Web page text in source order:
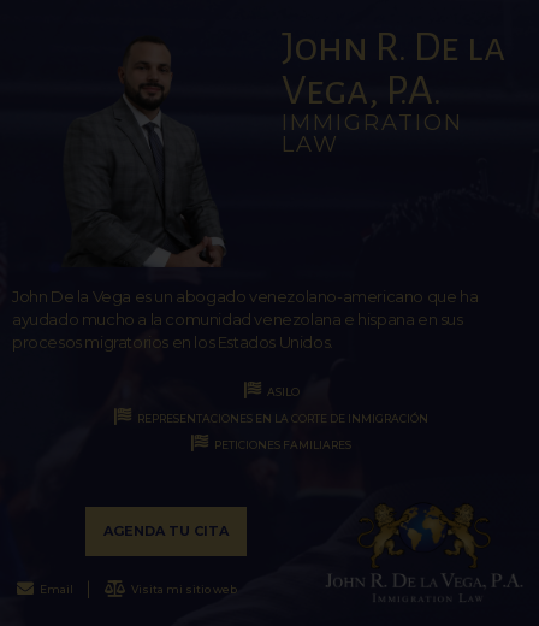
John R. De la
Vega, P.A.
IMMIGRATION
LAW
John De la Vega es un abogado venezolano-americano que ha
ayudado mucho a la comunidad venezolana e hispana en sus
procesos migratorios en los Estados Unidos.
ASILO
REPRESENTACIONES EN LA CORTE DE INMIGRACIÓN
PETICIONES FAMILIARES
AGENDA TU CITA
Email Visita mi sitio web